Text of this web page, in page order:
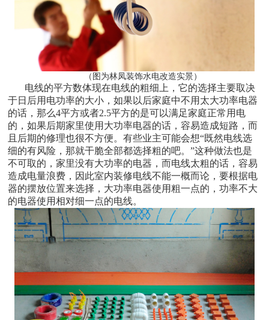
（图为林凤装饰水电改造实景）
电线的平方数体现在电线的粗细上，它的选择主要取决
于日后用电功率的大小，如果以后家庭中不用太大功率电器
的话，那么4平方或者2.5平方的是可以满足家庭正常用电
的，如果后期家里使用大功率电器的话，容易造成短路，而
且后期的修理也很不方便。有些业主可能会想“既然电线选
细的有风险，那就干脆全部都选择粗的吧。”这种做法也是
不可取的，家里没有大功率的电器，而电线太粗的话，容易
造成电量浪费，因此室内装修电线不能一概而论，要根据电
器的摆放位置来选择，大功率电器使用粗一点的，功率不大
的电器使用相对细一点的电线。